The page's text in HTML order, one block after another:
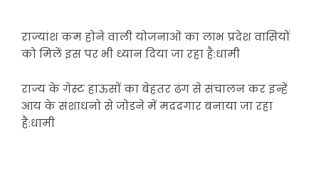
राज्यांश कम होने वाली योजनाओं का लाभ प्रदेश वासियों
को मिलें इस पर भी ध्यान दिया जा रहा है:धामी
राज्य के गेस्ट हाऊसों का बेहतर ढंग से संचालन कर इन्हें
आय के संशाधनो से जोडने में मददगार बनाया जा रहा
हैं:धामी